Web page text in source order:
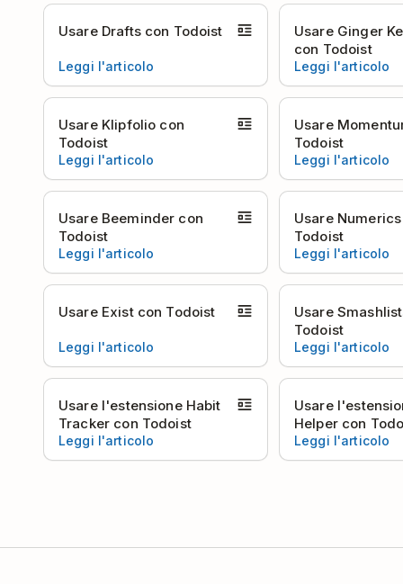
Usare Drafts con Todoist
Leggi l'articolo
Usare Ginger
con Todoist
Leggi l'articolo
Usare Klipfolio con
Todoist
Leggi l'articolo
Usare
Todoist
Leggi l'articolo
Usare Beeminder con
Todoist
Leggi l'articolo
Usare
Todoist
Leggi l'articolo
Usare Exist con Todoist
Leggi l'articolo
Usare
Todoist
Leggi l'articolo
Usare l'estensione Habit
Tracker con Todoist
Leggi l'articolo
Usare
Helper con
Leggi l'articolo